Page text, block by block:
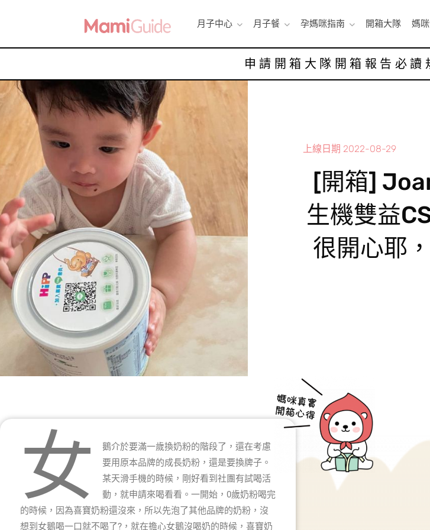
月子中心 月子餐 孕媽咪指南 開箱大隊 媽
申請開箱大隊 開箱報告 必讀
上線日期 2022-08-29
[開箱]
生機雙益
很開心耶
女
鵝介於要滿一歲換奶粉的階段了，還在考慮
要用原本品牌的成長奶粉，還是要換牌子。
某天滑手機的時候，剛好看到社團有試喝活
動，就申請來喝看看。一開始，0歲奶粉喝完
的時候，因為喜寶奶粉還沒來，所以先泡了其他品牌的奶粉，沒
想到女鵝喝一口就不喝了?，就在擔心女鵝沒喝奶的時候，喜寶奶